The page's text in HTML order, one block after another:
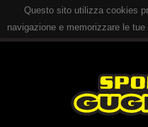
Questo sito utilizza cookies
navigazione e memorizzare le tue